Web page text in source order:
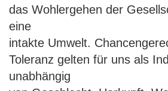
das Wohlergehen der
eine
intakte Umwelt.
Toleranz gelten für uns als
unabhängig